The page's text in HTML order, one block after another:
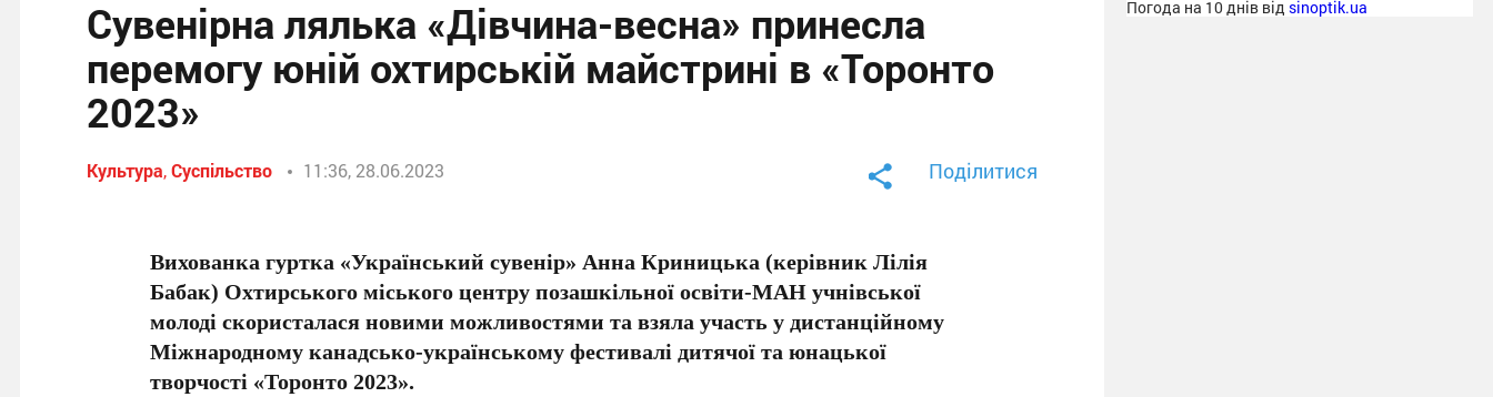
Сувенірна лялька «Дівчина-весна» принесла
перемогу юній охтирській майстрині в «Торонто
2023»
Культура,Суспільство 11:36, 28.06.2023 Поділитися
Вихованка гуртка «Український сувенір» Анна Криницька (керівник Лілія
Бабак) Охтирського міського центру позашкільної освіти-МАН учнівської
молоді скористалася новими можливостями та взяла участь у дистанційному
Міжнародному канадсько-українському фестивалі дитячої та юнацької
творчості «Торонто 2023».
Погода на 10 днів від sinoptik.ua